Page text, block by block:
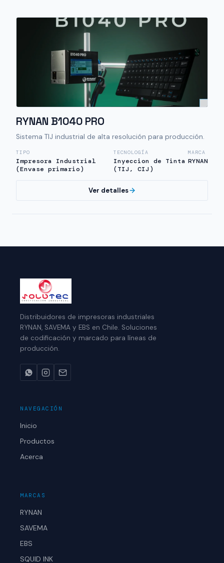
RYNAN B1040 PRO
Sistema TIJ industrial de alta resolución para producción.
TIPO
Impresora Industrial
(Envase primario)
TECNOLOGÍA
Inyeccion de Tinta
(TIJ, CIJ)
MARCA
RYNAN
Ver detalles
Distribuidores de impresoras industriales
RYNAN, SAVEMA y EBS en Chile. Soluciones
de codificación y marcado para líneas de
producción.
NAVEGACIÓN
Inicio
Productos
Acerca
MARCAS
RYNAN
SAVEMA
EBS
SQUID INK